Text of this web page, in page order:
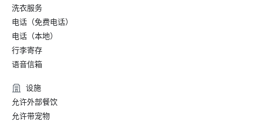
洗衣服务
电话（免费电话）
电话（本地）
行李寄存
语音信箱
设施
允许外部餐饮
允许带宠物